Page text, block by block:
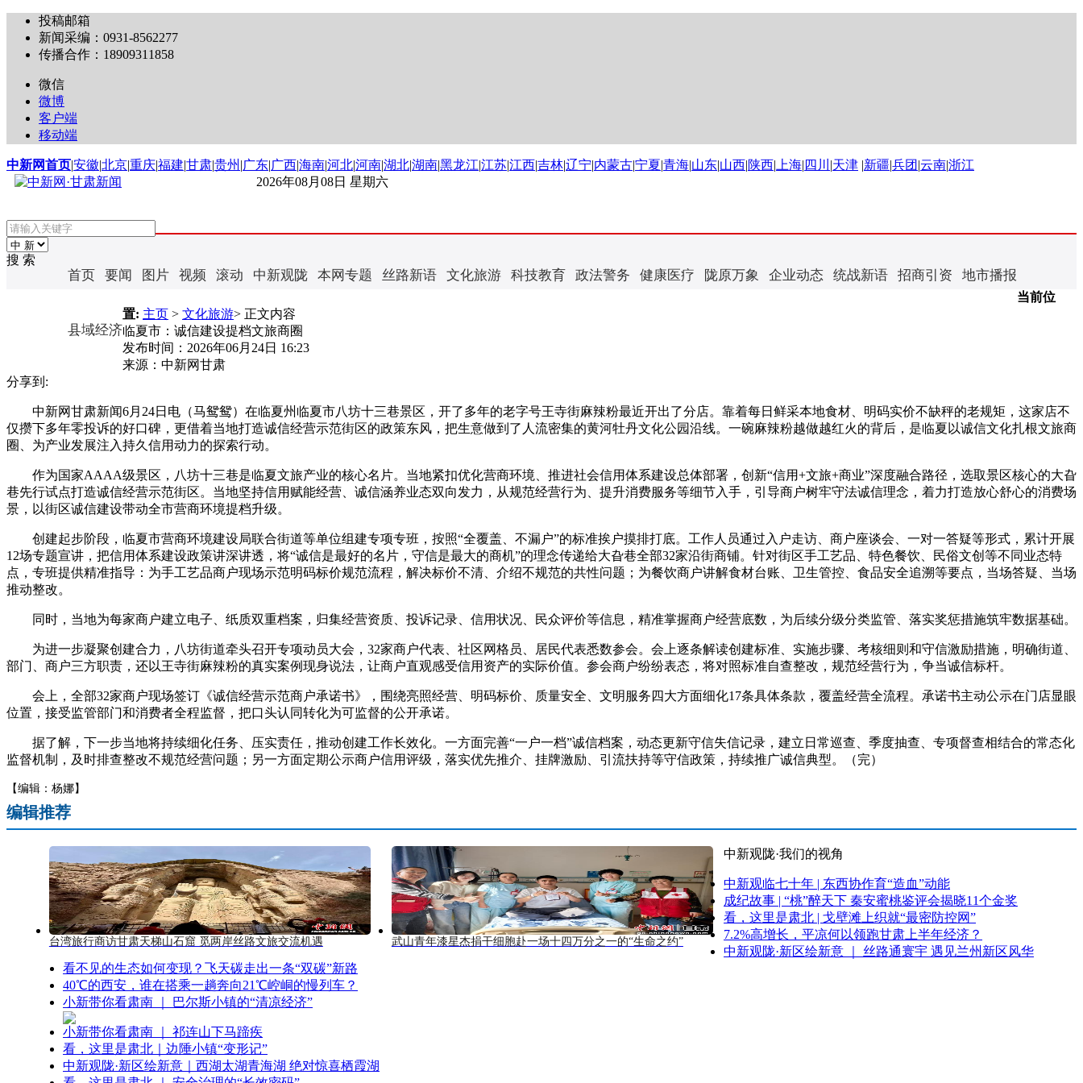
投稿邮箱
新闻采编：0931-8562277
传播合作：18909311858
微信
微博
客户端
移动端
中新网首页|安徽|北京|重庆|福建|甘肃|贵州 |广东|广西|海南|河北|河南|湖北|湖南|黑龙江|江苏|江西|吉林|辽宁|内蒙古|宁夏|青海|山东|山西|陕西| 上海| 四川 |天津 |新疆|兵团 |云南|浙江
2026年08月08日 星期六
搜 索
首页 要闻 图片 视频 滚动 中新观陇 本网专题 丝路新语 文化旅游 科技教育 政法警务 健康医疗 陇原万象 企业动态 统战新语 招商引资 地市播报
县域经济
当前位
置: 主页 > 文化旅游> 正文内容
临夏市：诚信建设提档文旅商圈
发布时间： 2026年06月24日 16:23
来源： 中新网甘肃
分享到:
中新网甘肃新闻6月24日电（马鸳鸳）在临夏州临夏市八坊十三巷景区，开了多年的老字号王寺街麻辣粉最近开出了分店。靠着每日鲜采本地食材、明码实价不缺秤的老规矩，这家店不
仅攒下多年零投诉的好口碑，更借着当地打造诚信经营示范街区的政策东风，把生意做到了人流密集的黄河牡丹文化公园沿线。一碗麻辣粉越做越红火的背后，是临夏以诚信文化扎根文旅商
圈、为产业发展注入持久信用动力的探索行动。
作为国家AAAA级景区，八坊十三巷是临夏文旅产业的核心名片。当地紧扣优化营商环境、推进社会信用体系建设总体部署，创新“信用+文旅+商业”深度融合路径，选取景区核心的大旮
巷先行试点打造诚信经营示范街区。当地坚持信用赋能经营、诚信涵养业态双向发力，从规范经营行为、提升消费服务等细节入手，引导商户树牢守法诚信理念，着力打造放心舒心的消费场
景，以街区诚信建设带动全市营商环境提档升级。
创建起步阶段，临夏市营商环境建设局联合街道等单位组建专项专班，按照“全覆盖、不漏户”的标准挨户摸排打底。工作人员通过入户走访、商户座谈会、一对一答疑等形式，累计开展
12场专题宣讲，把信用体系建设政策讲深讲透，将“诚信是最好的名片，守信是最大的商机”的理念传递给大旮巷全部32家沿街商铺。针对街区手工艺品、特色餐饮、民俗文创等不同业态特
点，专班提供精准指导：为手工艺品商户现场示范明码标价规范流程，解决标价不清、介绍不规范的共性问题；为餐饮商户讲解食材台账、卫生管控、食品安全追溯等要点，当场答疑、当场
推动整改。
同时，当地为每家商户建立电子、纸质双重档案，归集经营资质、投诉记录、信用状况、民众评价等信息，精准掌握商户经营底数，为后续分级分类监管、落实奖惩措施筑牢数据基础。
为进一步凝聚创建合力，八坊街道牵头召开专项动员大会，32家商户代表、社区网格员、居民代表悉数参会。会上逐条解读创建标准、实施步骤、考核细则和守信激励措施，明确街道、
部门、商户三方职责，还以王寺街麻辣粉的真实案例现身说法，让商户直观感受信用资产的实际价值。参会商户纷纷表态，将对照标准自查整改，规范经营行为，争当诚信标杆。
会上，全部32家商户现场签订《诚信经营示范商户承诺书》，围绕亮照经营、明码标价、质量安全、文明服务四大方面细化17条具体条款，覆盖经营全流程。承诺书主动公示在门店显眼
位置，接受监管部门和消费者全程监督，把口头认同转化为可监督的公开承诺。
据了解，下一步当地将持续细化任务、压实责任，推动创建工作长效化。一方面完善“一户一档”诚信档案，动态更新守信失信记录，建立日常巡查、季度抽查、专项督查相结合的常态化
监督机制，及时排查整改不规范经营问题；另一方面定期公示商户信用评级，落实优先推介、挂牌激励、引流扶持等守信政策，持续推广诚信典型。（完）
【编辑：杨娜】
编辑推荐
台湾旅行商访甘肃天梯山石窟 觅两岸丝路文旅交流机遇 武山青年漆星杰捐干细胞赴一场十四万分之一的“生命之约”
中新观陇·我们的视角
中新观临七十年 | 东西协作育“造血”动能
成纪故事 | “桃”醉天下 秦安蜜桃鉴评会揭晓11个金奖
看，这里是肃北 | 戈壁滩上织就“最密防控网”
7.2%高增长，平凉何以领跑甘肃上半年经济？
中新观陇·新区绘新意 ｜ 丝路通寰宇 遇见兰州新区风华
看不见的生态如何变现？飞天碳走出一条“双碳”新路
40℃的西安，谁在搭乘一趟奔向21℃崆峒的慢列车？
小新带你看肃南 ｜ 巴尔斯小镇的“清凉经济”
小新带你看肃南 ｜ 祁连山下马蹄疾
看，这里是肃北｜边陲小镇“变形记”
中新观陇·新区绘新意｜西湖太湖青海湖 绝对惊喜栖霞湖